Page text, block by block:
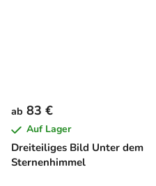
Dreiteiliges Bild Unter dem
Sternenhimmel
ab 83 €
Auf Lager